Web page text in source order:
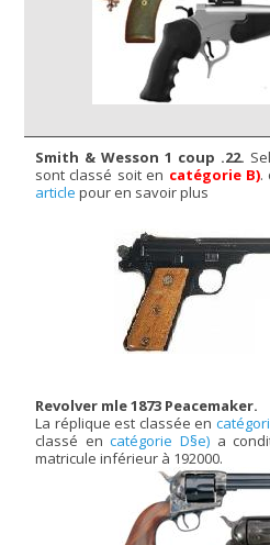
Smith & Wesson 1 coup .22.
sont classé soit en catégorie B).
article pour en savoir plus
Revolver mle 1873 Peacemaker.
La réplique est classée en
classé encatégorie D§e) a
matricule inférieur à 192000.